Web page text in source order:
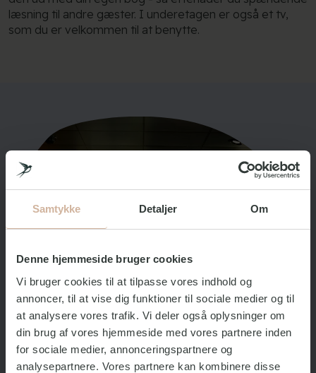
Samtykke Detaljer Om
Denne hjemmeside bruger cookies
Vi bruger cookies til at tilpasse vores indhold og
annoncer, til at vise dig funktioner til sociale medier og til
at analysere vores trafik. Vi deler også oplysninger om
din brug af vores hjemmeside med vores partnere inden
for sociale medier, annonceringspartnere og
analysepartnere. Vores partnere kan kombinere disse
læsning til andre gæster. I underetagen er også et tv,
som du er velkommen til at benytte.